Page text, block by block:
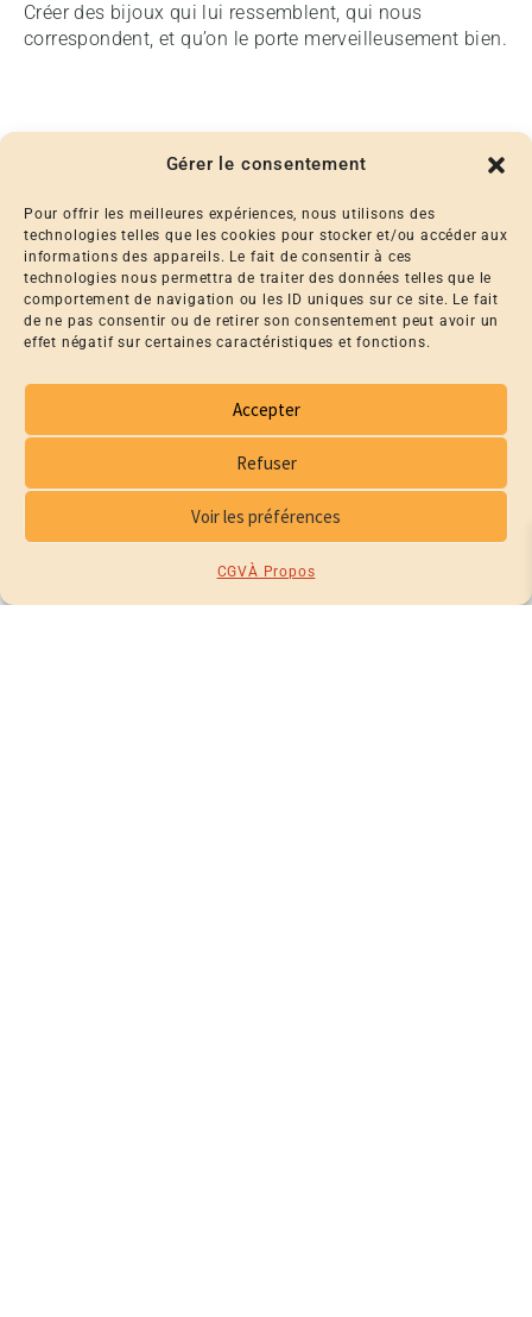
Gérer le consentement
Pour offrir les meilleures expériences, nous utilisons des
technologies telles que les cookies pour stocker et/ou accéder aux
informations des appareils. Le fait de consentir à ces
technologies nous permettra de traiter des données telles que le
comportement de navigation ou les ID uniques sur ce site. Le fait
de ne pas consentir ou de retirer son consentement peut avoir un
effet négatif sur certaines caractéristiques et fonctions.
Accepter
Refuser
Voir les préférences
CGVÀ Propos
Créer des bijoux qui lui ressemblent, qui nous
correspondent, et qu’on le porte merveilleusement bien.
PRODUITS SIMILAIRES
PRODUITS SIMILAIRES